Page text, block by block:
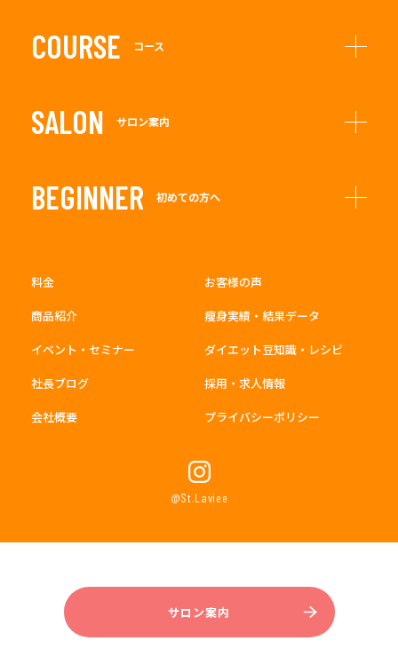
COURSE コース
SALON サロン案内
BEGINNER 初めての方へ
料金
お客様の声
商品紹介
痩身実績・結果データ
イベント・セミナー
ダイエット豆知識・レシピ
社長ブログ
採用・求人情報
会社概要
プライバシーポリシー
@St.Laviee
サロン案内